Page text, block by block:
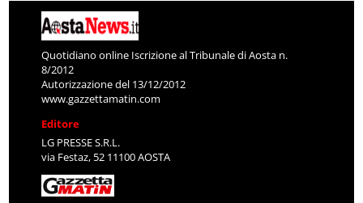
Quotidiano online Iscrizione al Tribunale di Aosta n.
8/2012
Autorizzazione del 13/12/2012
www.gazzettamatin.com
Editore
LG PRESSE S.R.L.
via Festaz, 52 11100 AOSTA